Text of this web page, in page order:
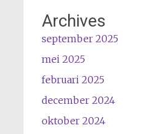
Archives
september 2025
mei 2025
februari 2025
december 2024
oktober 2024